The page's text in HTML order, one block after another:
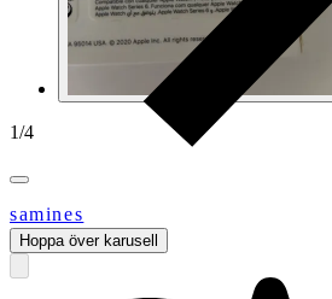
1/4
samines
Hoppa över karusell